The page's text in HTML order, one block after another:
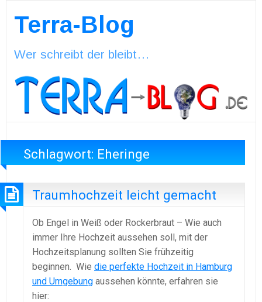
Terra-Blog
Wer schreibt der bleibt…
Schlagwort: Eheringe
Traumhochzeit leicht gemacht
Ob Engel in Weiß oder Rockerbraut – Wie auch
immer Ihre Hochzeit aussehen soll, mit der
Hochzeitsplanung sollten Sie frühzeitig
beginnen. Wie die perfekte Hochzeit in Hamburg
und Umgebung aussehen könnte, erfahren sie
hier: